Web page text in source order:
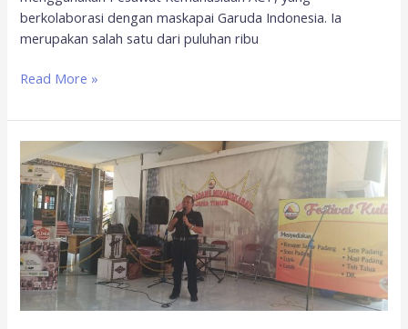
berkolaborasi dengan maskapai Garuda Indonesia. Ia
merupakan salah satu dari puluhan ribu
Read More »
Jatim
Terus
Galang
Kepedulian
untuk
Korban
Tragedi
Kemanusiaan